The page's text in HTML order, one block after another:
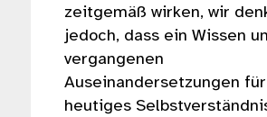
zeitgemäß wirken, wir
jedoch, dass ein Wissen
vergangenen
Auseinandersetzungen
heutiges